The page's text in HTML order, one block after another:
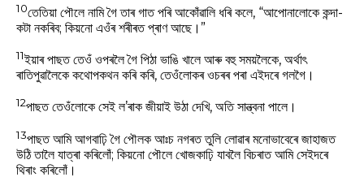
10তেতিয়া পৌলে নামি গৈ তাৰ গাত পৰি আকোঁৱালি ধৰি কলে, “আপোনালোকে কন্দা-
কটা নকৰিব; কিয়নো এওঁৰ শৰীৰত প্ৰাণ আছে।”
11ইয়াৰ পাছত তেওঁ ওপৰলৈ গৈ পিঠা ভাঙি খালে আৰু বহু সময়লৈকে, অৰ্থাৎ
ৰাতিপুৱালৈকে কথোপকথন কৰি কৰি, তেওঁলোকৰ ওচৰৰ পৰা এইদৰে গলগৈ।
12পাছত তেওঁলোকে সেই ল’ৰাক জীয়াই উঠা দেখি, অতি সান্ত্বনা পালে।
13পাছত আমি আগবাঢ়ি গৈ পৌলক আঃচ নগৰত তুলি লোৱাৰ মনোভাবেৰে জাহাজত
উঠি তালৈ যাত্ৰা কৰিলোঁ; কিয়নো পৌলে খোজকাঢ়ি যাবলৈ বিচৰাত আমি সেইদৰে
থিৰাং কৰিলোঁ।